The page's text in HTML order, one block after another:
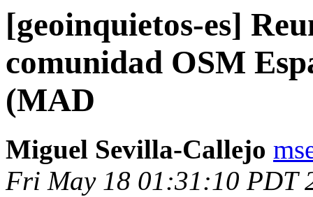
[geoinquietos-es]
comunidad OSM
(MAD
Miguel Sevilla-Callejo
Fri May 18 01:31:10 PDT